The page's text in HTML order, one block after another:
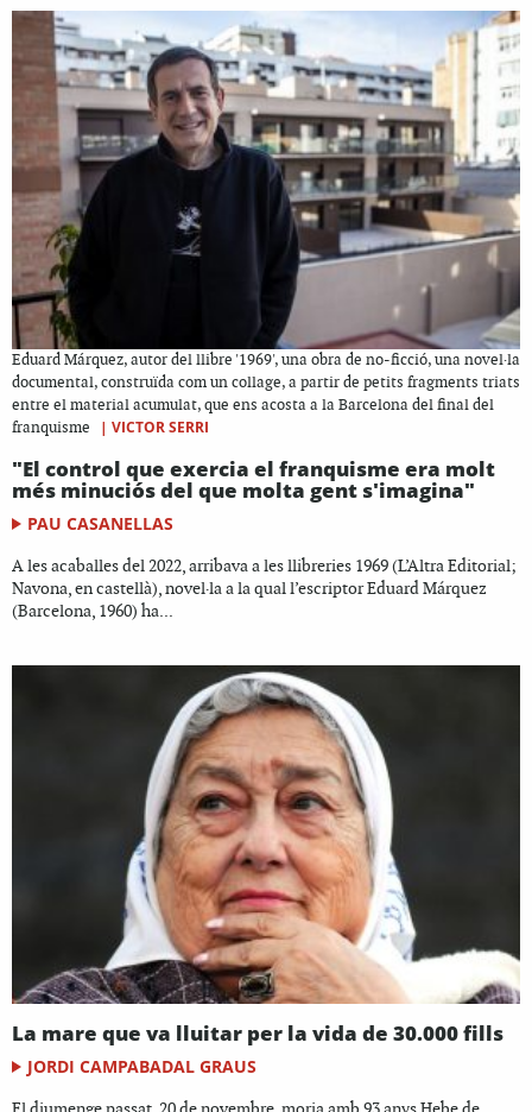
Eduard Márquez, autor del llibre '1969', una obra de no-ficció, una novel·la
documental, construïda com un collage, a partir de petits fragments triats
entre el material acumulat, que ens acosta a la Barcelona del final del
franquisme
| VICTOR SERRI
"El control que exercia el franquisme era molt
més minuciós del que molta gent s'imagina"
PAU CASANELLAS
A les acaballes del 2022, arribava a les llibreries 1969 (L’Altra Editorial;
Navona, en castellà), novel·la a la qual l’escriptor Eduard Márquez
(Barcelona, 1960) ha...
La mare que va lluitar per la vida de 30.000 fills
JORDI CAMPABADAL GRAUS